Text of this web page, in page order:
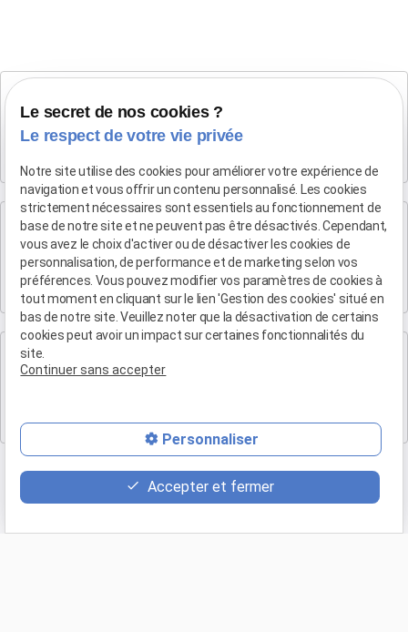
Maître Patrice HUMBERT
282 Boulevard Foch
13300 SALON-DE-PROVENCE
Cabinet d'Aix-en-Provence
Maître Patrice HUMBERT
4 rue du Quatre-Septembre
13100 AIX EN PROVENCE
Maître Patrice HUMBERT
13015 MARSEILLE
Le secret de nos cookies ?
Le respect de votre vie privée
Notre site utilise des cookies pour améliorer votre expérience de
navigation et vous offrir un contenu personnalisé. Les cookies
strictement nécessaires sont essentiels au fonctionnement de
base de notre site et ne peuvent pas être désactivés. Cependant,
vous avez le choix d'activer ou de désactiver les cookies de
personnalisation, de performance et de marketing selon vos
préférences. Vous pouvez modifier vos paramètres de cookies à
tout moment en cliquant sur le lien 'Gestion des cookies' situé en
bas de notre site. Veuillez noter que la désactivation de certains
cookies peut avoir un impact sur certaines fonctionnalités du
site.
Continuer sans accepter
Personnaliser
Accepter et fermer